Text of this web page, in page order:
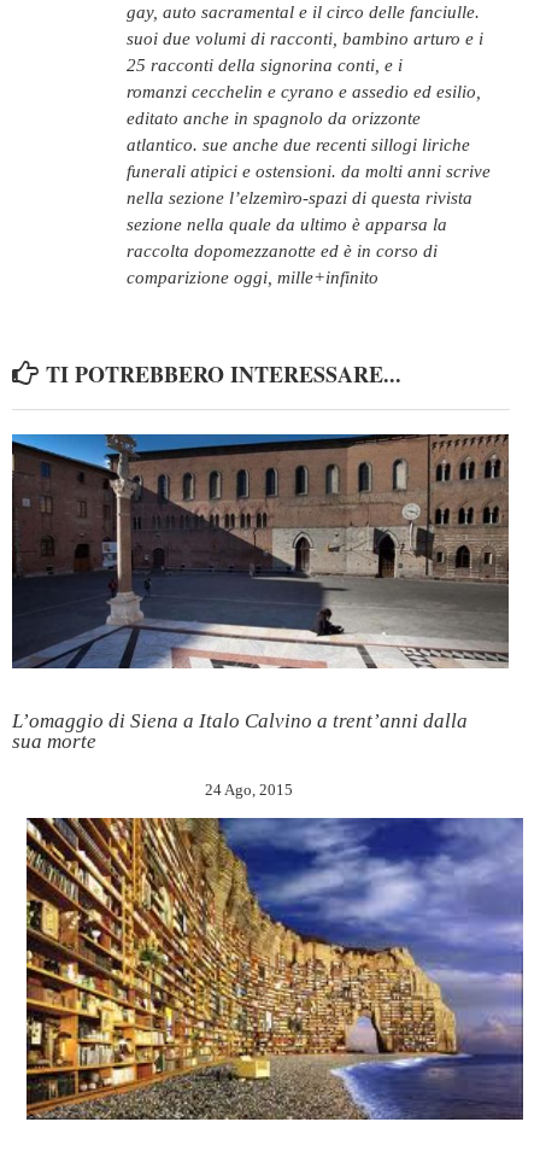
gay, auto sacramental e il circo delle fanciulle.
suoi due volumi di racconti, bambino arturo e i
25 racconti della signorina conti, e i
romanzi cecchelin e cyrano e assedio ed esilio,
editato anche in spagnolo da orizzonte
atlantico. sue anche due recenti sillogi liriche
funerali atipici e ostensioni. da molti anni scrive
nella sezione l’elzemìro-spazi di questa rivista
sezione nella quale da ultimo è apparsa la
raccolta dopomezzanotte ed è in corso di
comparizione oggi, mille+infinito
TI POTREBBERO INTERESSARE...
L’omaggio di Siena a Italo Calvino a trent’anni dalla
sua morte
24 Ago, 2015